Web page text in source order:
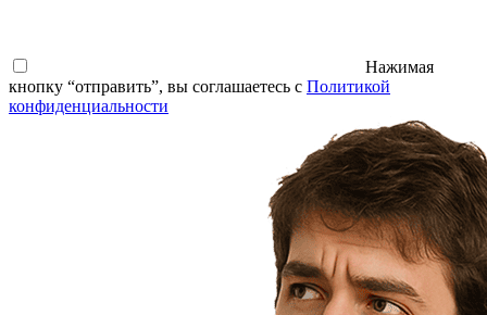
Нажимая
кнопку “отправить”, вы соглашаетесь с Политикой
конфиденциальности